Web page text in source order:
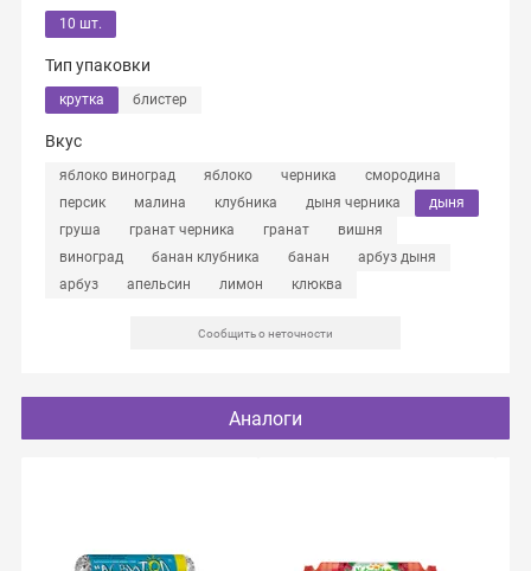
10 шт.
Тип упаковки
крутка блистер
Вкус
яблоко виноград яблоко черника
смородина
персик
малина клубника дыня черника
дыня
груша
гранат черника гранат
вишня
виноград
банан клубника банан
арбуз дыня
арбуз
апельсин лимон клюква
Сообщить о неточности
Аналоги